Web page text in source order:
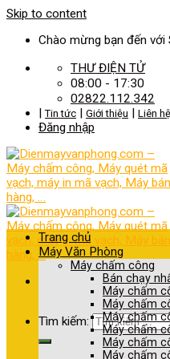
Skip to content
Chào mừng bạn đến
THƯ ĐIỆN TỬ
08:00 - 17:30
02822.112.342
|Tin tức | Giới thiệu | Liên hệ
Đăng nhập
Tìm kiếm:
Trang chủ
Máy Văn Phòng
Máy chấm công
Bán chạy
Máy chấm
Máy chấm
Máy chấm
Máy chấm
Máy chấm
Máy chấm